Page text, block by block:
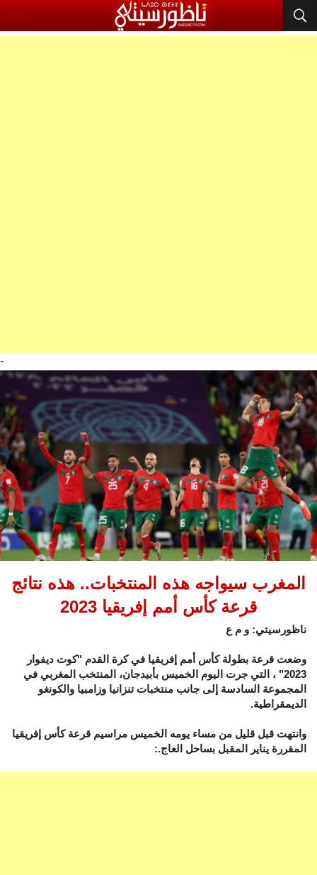
-
المغرب سيواجه هذه المنتخبات.. هذه نتائج
قرعة كأس أمم إفريقيا 2023
ناظورسيتي: و م ع
وضعت قرعة بطولة كأس أمم إفريقيا في كرة القدم "كوت ديفوار
2023" ، التي جرت اليوم الخميس بأبيدجان، المنتخب المغربي في
المجموعة السادسة إلى جانب منتخبات تنزانيا وزامبيا والكونغو
الديمقراطية.
وانتهت قبل قليل من مساء يومه الخميس مراسيم قرعة كأس إفريقيا
المقررة يناير المقبل بساحل العاج.: